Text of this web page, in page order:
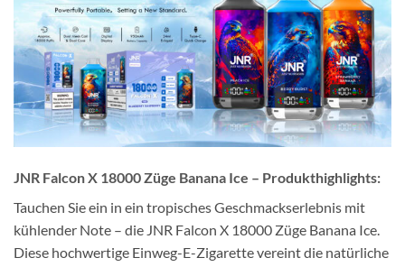
JNR Falcon X 18000 Züge Banana Ice – Produkthighlights:
Tauchen Sie ein in ein tropisches Geschmackserlebnis mit
kühlender Note – die JNR Falcon X 18000 Züge Banana Ice.
Diese hochwertige Einweg-E-Zigarette vereint die natürliche